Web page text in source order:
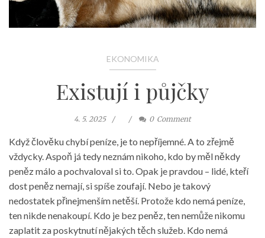
EKONOMIKA
Existují i půjčky
4. 5. 2025 0 Comment
Když člověku chybí peníze, je to nepříjemné. A to zřejmě
vždycky. Aspoň já tedy neznám nikoho, kdo by měl někdy
peněz málo a pochvaloval si to. Opak je pravdou – lidé, kteří
dost peněz nemají, si spíše zoufají. Nebo je takový
nedostatek přinejmenším netěší. Protože kdo nemá peníze,
ten nikde nenakoupí. Kdo je bez peněz, ten nemůže nikomu
zaplatit za poskytnutí nějakých těch služeb. Kdo nemá